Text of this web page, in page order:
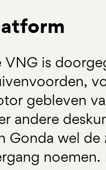
VNG is
gebleven
andere
Gonda wel de